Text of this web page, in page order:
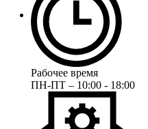
Рабочее время
ПН-ПТ – 10:00 - 18:00